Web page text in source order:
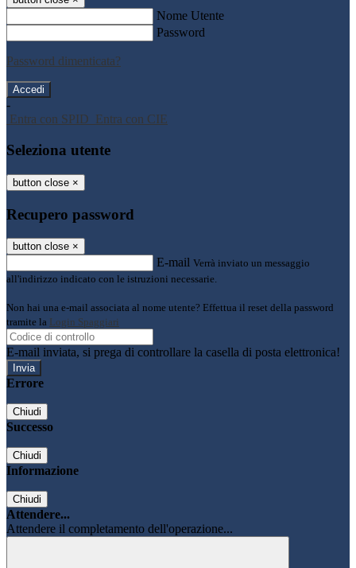
Nome Utente
Password
Password dimenticata?
-
Entra con SPID Entra con CIE
Seleziona utente
button close ×
Recupero password
button close ×
E-mail Verrà inviato un messaggio
all'indirizzo indicato con le istruzioni necessarie.
Non hai una e-mail associata al nome utente? Effettua il reset della password
tramite la Login Spaggiari
E-mail inviata, si prega di controllare la casella di posta elettronica!
Errore
Chiudi
Successo
Chiudi
Informazione
Chiudi
Attendere...
Attendere il completamento dell'operazione...